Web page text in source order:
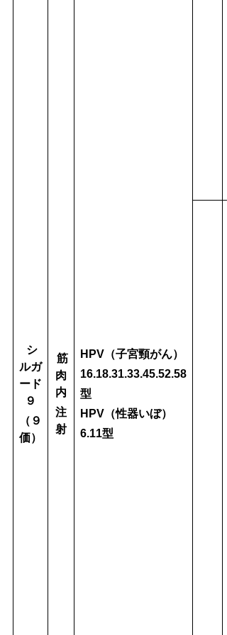
シ
ルガ
ード
９
（９
価）
筋
肉
内
注
射
HPV（子宮頸がん）
16.18.31.33.45.52.58
型
HPV（性器いぼ）
6.11型